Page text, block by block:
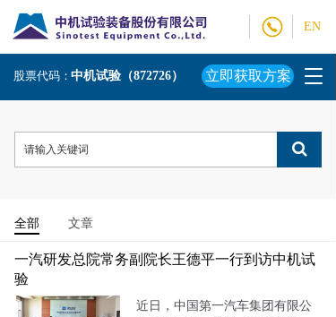
EN
T
g
e
g
股票代码：中机试验（872726） 立即获取方案
全部 文章
一汽研发总院常务副院长王德平一行到访中机试
验
近日，中国第一汽车集团有限公